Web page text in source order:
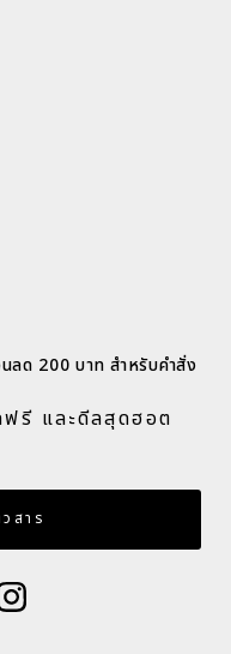
ลด 200 บาท สำหรับคำสั่ง
รี และดีลสุดฮอต
สาร